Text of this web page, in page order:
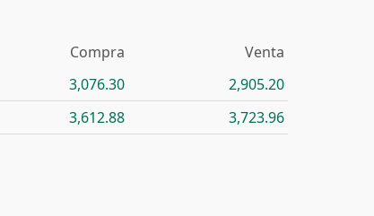
Compra
Venta
3,076.30
2,905.20
3,612.88 3,723.96